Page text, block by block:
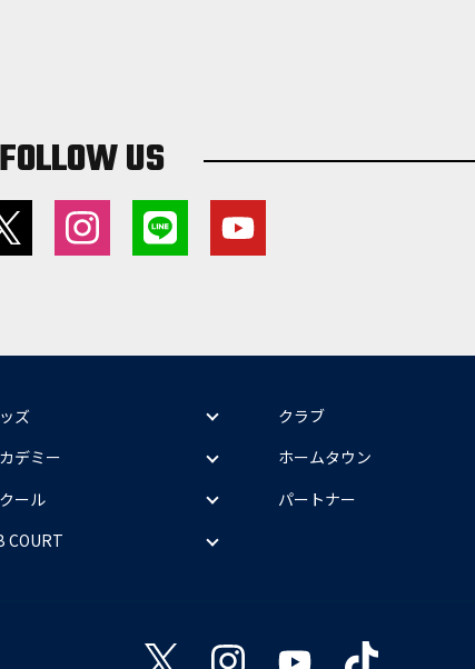
FOLLOW US
ズ
デミー
ール
COURT
クラブ
ホームタウン
パートナー